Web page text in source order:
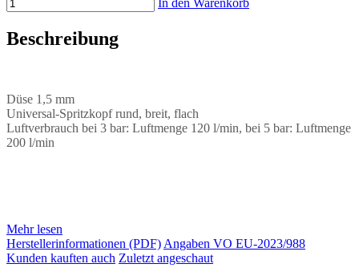
Beschreibung
Düse 1,5 mm
Universal-Spritzkopf rund, breit, flach
Luftverbrauch bei 3 bar: Luftmenge 120 l/min, bei 5 bar: Luftmenge
200 l/min
Mehr lesen
Herstellerinformationen (PDF)Angaben VO EU-2023/988
Kunden kauften auch Zuletzt angeschaut